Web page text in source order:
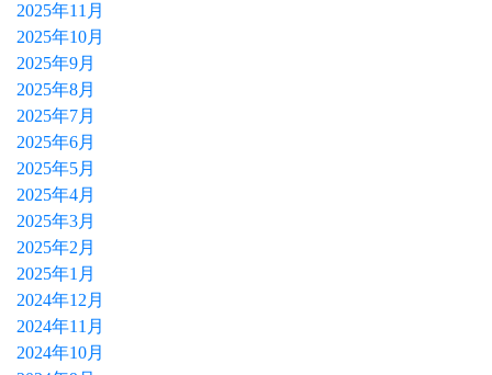
2025年11月
2025年10月
2025年9月
2025年8月
2025年7月
2025年6月
2025年5月
2025年4月
2025年3月
2025年2月
2025年1月
2024年12月
2024年11月
2024年10月